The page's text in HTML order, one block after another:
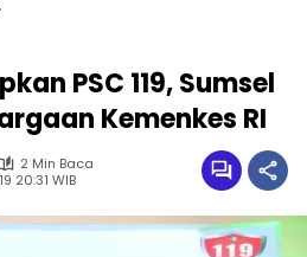
PSC 119, Sumsel
Kemenkes RI
2 Min Baca
20:31 WIB